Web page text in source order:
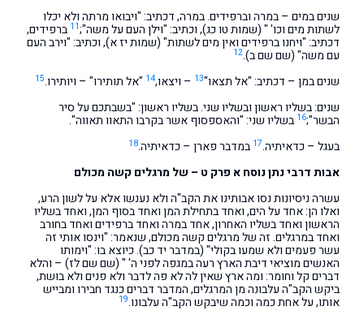
שנים במים – במרה וברפידים. במרה, דכתיב: "ויבואו מרתה ולא יכלו
לשתות מים וכו' " (שמות טו כג), וכתיב: "וילן העם על משה";11 ברפידים,
דכתיב: "ויחנו ברפידים ואין מים לשתות" (שמות יז א), וכתיב: "וירב העם
עם משה" (שם שם ב).12
שנים במן – דכתיב: "אל תצאו"13 – ויצאו,14 "אל תותירו" – ויותירו.15
שנים: בשליו ראשון ובשליו שני. בשליו ראשון: "בשבתכם על סיר
הבשר";16 בשליו שני: "והאספסוף אשר בקרבו התאוו תאווה".
בעגל – כדאיתיה.17 במדבר פארן – כדאיתיה.18
אבות דרבי נתן נוסח א פרק ט – של מרגלים קשה מכולם
עשרה ניסיונות נסו אבותינו את הקב"ה ולא נענשו אלא על לשון הרע,
ואלו הן: אחד על הים, ואחד בתחילת המן ואחד בסוף המן, ואחד בשליו
הראשון ואחד בשליו האחרון, אחד במרה ואחד ברפידים ואחד בחורב
ואחד במרגלים. זה של מרגלים קשה מכולם, שנאמר: "וינסו אותי זה
עשר פעמים ולא שמעו בקולי" (במדבר יד כב). כיוצא בו: "וימותו
האנשים מוציאי דיבת הארץ רעה במגפה לפני ה' " (שם שם לז) – והלא
דברים קל וחומר: ומה ארץ שאין לה לא פה לדבר ולא פנים ולא בושת,
ביקש הקב"ה עלבונה מן המרגלים, המדבר דברים כנגד חבירו ומבייש
אותו, על אחת כמה וכמה שיבקש הקב"ה עלבונו.19